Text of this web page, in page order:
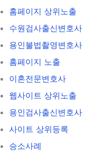
홈페이지 상위노출
수원검사출신변호사
용인불법촬영변호사
홈페이지 노출
이혼전문변호사
웹사이트 상위노출
용인검사출신변호사
사이트 상위등록
승소사례